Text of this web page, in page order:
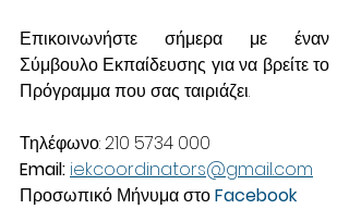
Επικοινωνήστε σήμερα με έναν
Σύμβουλο Εκπαίδευσης για να βρείτε το
Πρόγραμμα που σας ταιριάζει.
Τηλέφωνο: 210 5734 000
Email: iekcoordinators@gmail.com
Προσωπικό Μήνυμα στο Facebook